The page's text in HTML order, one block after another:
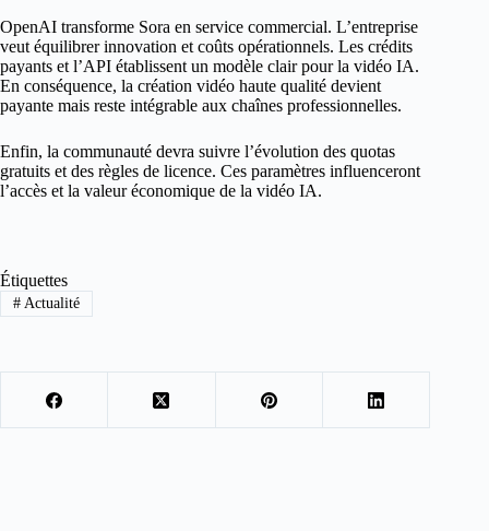
OpenAI transforme Sora en service commercial. L’entreprise
veut équilibrer innovation et coûts opérationnels. Les crédits
payants et l’API établissent un modèle clair pour la vidéo IA.
En conséquence, la création vidéo haute qualité devient
payante mais reste intégrable aux chaînes professionnelles.
Enfin, la communauté devra suivre l’évolution des quotas
gratuits et des règles de licence. Ces paramètres influenceront
l’accès et la valeur économique de la vidéo IA.
Étiquettes
#Actualité